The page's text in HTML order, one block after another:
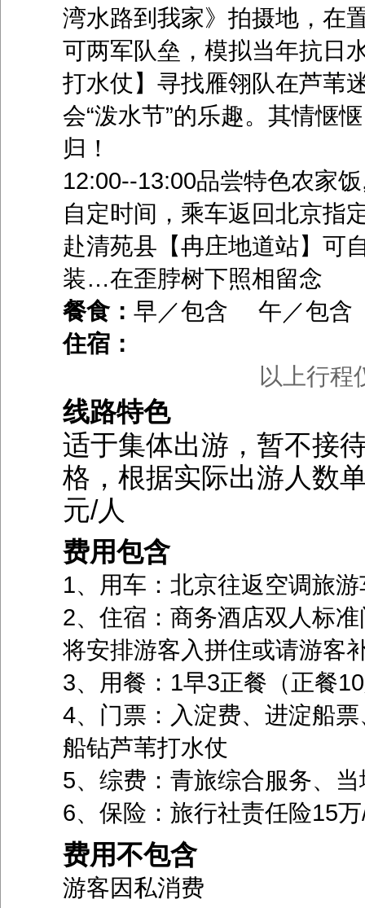
湾水路到我家》拍摄地，在
可两军队垒，模拟当年抗日
打水仗】寻找雁翎队在芦苇
会“泼水节”的乐趣。其情惬
归！
12:00--13:00品尝特色农家
自定时间，乘车返回北京指
赴清苑县【冉庄地道站】可
装…在歪脖树下照相留念
餐食： 早／包含 午／包
住宿：
以上行程
线路特色
适于集体出游，暂不接
格，根据实际出游人数
元/人
费用包含
1、用车：北京往返空调旅游
2、住宿：商务酒店双人标
将安排游客入拼住或请游客
3、用餐：1早3正餐（正餐
4、门票：入淀费、进淀船
船钻芦苇打水仗
5、综费：青旅综合服务、
6、保险：旅行社责任险15
费用不包含
游客因私消费